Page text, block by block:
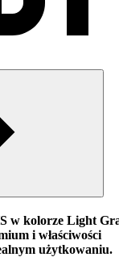
w kolorze Light
i właściwości
użytkowaniu.